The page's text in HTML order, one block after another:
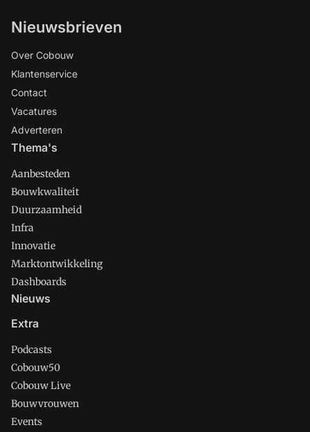
Nieuwsbrieven
Over Cobouw
Klantenservice
Contact
Vacatures
Adverteren
Thema's
Aanbesteden
Bouwkwaliteit
Duurzaamheid
Infra
Innovatie
Marktontwikkeling
Dashboards
Nieuws
Extra
Podcasts
Cobouw50
Cobouw Live
Bouwvrouwen
Events